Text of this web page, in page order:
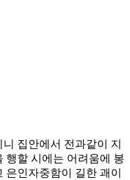
집안에서 전과같이 지
행할 시에는 어려움에 봉
인자중함이 길한 괘이